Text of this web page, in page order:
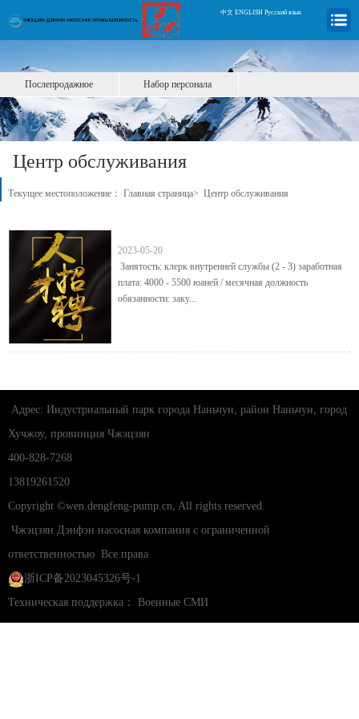
中文 |ENGLISH |Русский язык
Послепродажное
обслуживание
Набор персонала
Центр обслуживания
Текущее местоположение： Главная страница> Центр обслуживания
2023-05-20
Занятость: клерк внутренней службы (2 - 3) заработная
плата: 4000 - 5500 юаней / месячная должность
обязанности: заку...
Адрес: Индустриальный парк города Наньчун, район Наньчун, город
Хучжоу, провинция Чжэцзян
400-828-7268
13819261520
Copyright ©wen.dengfeng-pump.cn, All rights reserved.
Чжэцзян Дэнфэн насосная компания с ограниченной
ответственностью Все права
浙ICP备2023045326号-1
Техническая поддержка：
Военные СМИ